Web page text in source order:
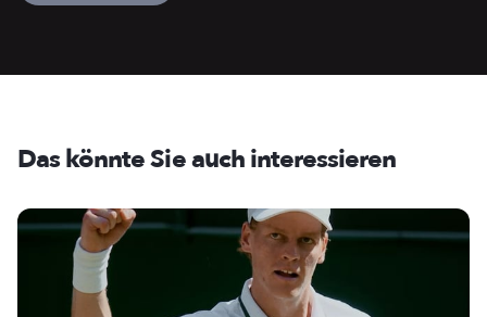
Das könnte Sie auch interessieren